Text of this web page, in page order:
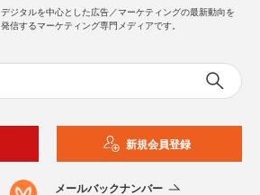
デジタルを中心とした広告／マーケティングの最新動向を
発信するマーケティング専門メディアです。
新規会員登録
メールバックナンバー